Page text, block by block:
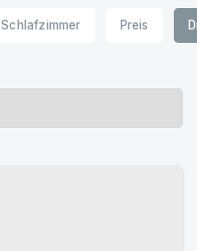
Schlafzimmer Preis